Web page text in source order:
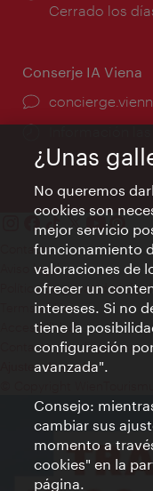
de
Cerrado los
Conserje IA Viena
Contacto
Aviso legal
Política de privacidad de
Terms of Use
Accesibilidad
Contacto para la prensa
Ajustes de cookie
¿Unas
No queremos
cookies son
mejor servicio
funcionamiento
valoraciones de
ofrecer un
intereses. Si no
tiene la
configuración
avanzada".
Consejo:
cambiar sus
momento a
cookies" en la
página.